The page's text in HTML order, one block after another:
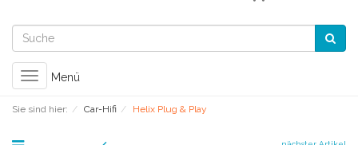
Toggle
navigation
Menü
Sie sind hier: Car-Hifi Helix Plug & Play